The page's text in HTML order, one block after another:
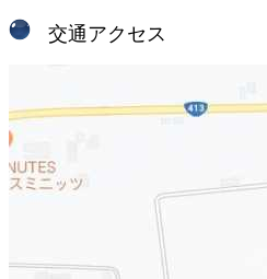
交通アクセス